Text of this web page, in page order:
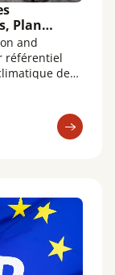
Plan
and
référentiel
des
partenariat
Veritas et la
2026 et a